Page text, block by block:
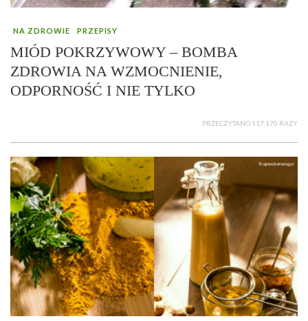
NA ZDROWIE PRZEPISY
MIÓD POKRZYWOWY – BOMBA
ZDROWIA NA WZMOCNIENIE,
ODPORNOŚĆ I NIE TYLKO
PRZECZYTANO 117 170 RAZY